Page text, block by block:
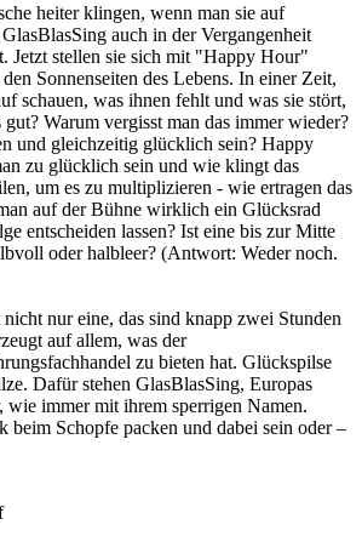
heiter klingen, wenn man sie auf
auch in der Vergangenheit
Jetzt stellen sie sich mit "Happy Hour"
Sonnenseiten des Lebens. In einer Zeit,
schauen, was ihnen fehlt und was sie stört,
gut? Warum vergisst man das immer wieder?
und gleichzeitig glücklich sein? Happy
zu glücklich sein und wie klingt das
um es zu multiplizieren - wie ertragen das
auf der Bühne wirklich ein Glücksrad
entscheiden lassen? Ist eine bis zur Mitte
oder halbleer? (Antwort: Weder noch.
nur eine, das sind knapp zwei Stunden
auf allem, was der
zu bieten hat. Glückspilse
Dafür stehen GlasBlasSing, Europas
wie immer mit ihrem sperrigen Namen.
beim Schopfe packen und dabei sein oder –